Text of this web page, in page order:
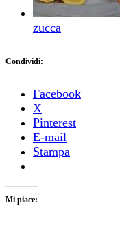
zucca
Condividi:
Facebook
X
Pinterest
E-mail
Stampa
Mi piace: